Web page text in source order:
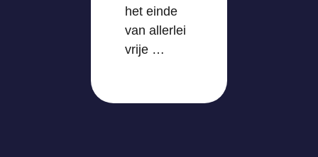
het einde
van allerlei
vrije …